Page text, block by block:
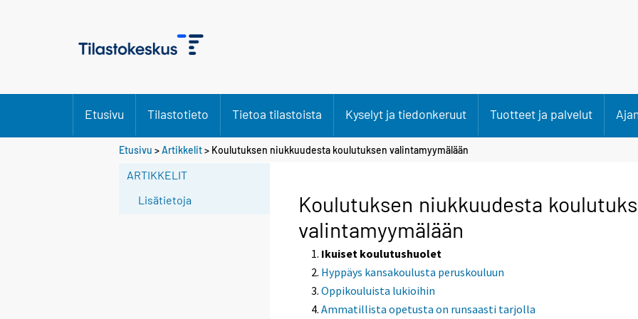
Etusivu Tilastotieto Tietoa tilastoista Kyselyt ja tiedonkeruut Tuotteet ja palvelut
Etusivu >Artikkelit> Koulutuksen niukkuudesta koulutuksen valintamyymälään
ARTIKKELIT
Lisätietoja
Koulutuksen niukkuudesta
valintamyymälään
Ikuiset koulutushuolet
Hyppäys kansakoulusta peruskouluun
Oppikouluista lukioihin
Ammatillista opetusta on runsaasti tarjolla